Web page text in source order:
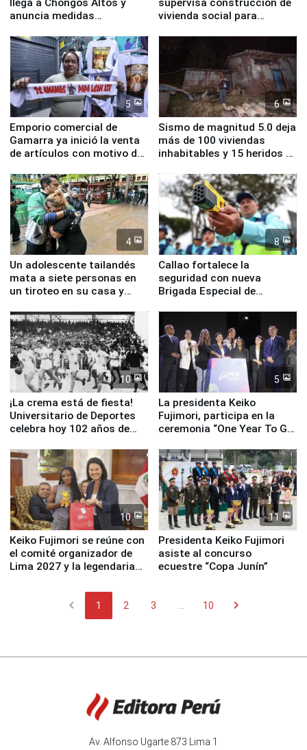
anuncia medidas
educación, salud y empleo
vivienda social para
5
Emporio comercial de
Gamarra ya inició la venta
de artículos con motivo de
6
Sismo de magnitud 5.0 deja
más de 100 viviendas
inhabitables y 15 heridos en
4
Un adolescente tailandés
mata a siete personas en
un tiroteo en su casa y
8
Callao fortalece la
seguridad con nueva
Brigada Especial de
equipamiento para
Serenazgo
10
¡La crema está de fiesta!
Universitario de Deportes
celebra hoy 102 años de
5
La presidenta Keiko
Fujimori, participa en la
ceremonia “One Year To Go
10
Keiko Fujimori se reúne con
el comité organizador de
Lima 2027 y la legendaria
11
Presidenta Keiko Fujimori
asiste al concurso
ecuestre “Copa Junín”
chevron_left 1 2 3 10 chevron_right
Av. Alfonso Ugarte 873 Lima 1